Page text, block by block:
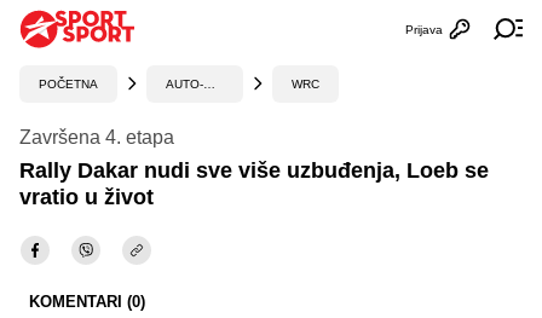
Otvori
Prijava
POČETNA WRC
Završena 4. etapa
Rally Dakar nudi sve više uzbuđenja, Loeb se
vratio u život
KOMENTARI (0)